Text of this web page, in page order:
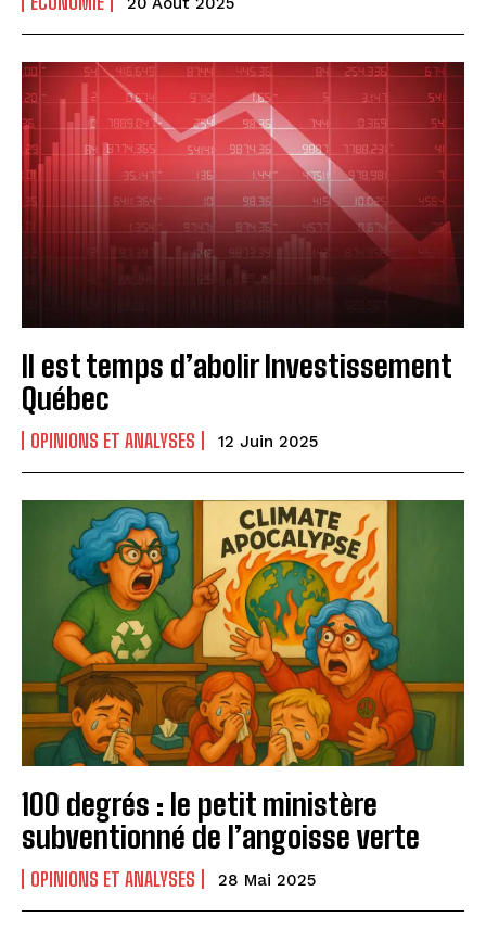
Il est temps d’abolir Investissement
Québec
OPINIONS ET ANALYSES 12 Juin 2025
100 degrés : le petit ministère
subventionné de l’angoisse verte
OPINIONS ET ANALYSES 28 Mai 2025